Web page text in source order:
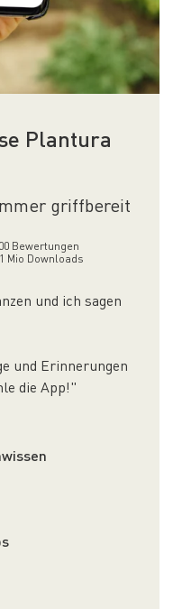
Plantura
griffbereit
Bewertungen
Mio Downloads
und ich sagen
und Erinnerungen
die App!"